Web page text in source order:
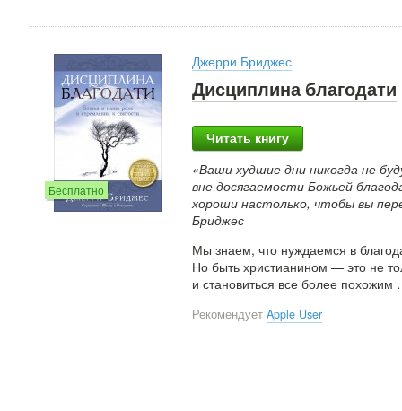
Бесплатно
Джерри Бриджес
Дисциплина благодати
Читать книгу
«Ваши худшие дни никогда не
вне досягаемости Божьей
хороши настолько, чтобы вы
Бриджес
Мы знаем, что нуждаемся в
Но быть христианином — это не
и становиться все более похожим
Рекомендует Apple User